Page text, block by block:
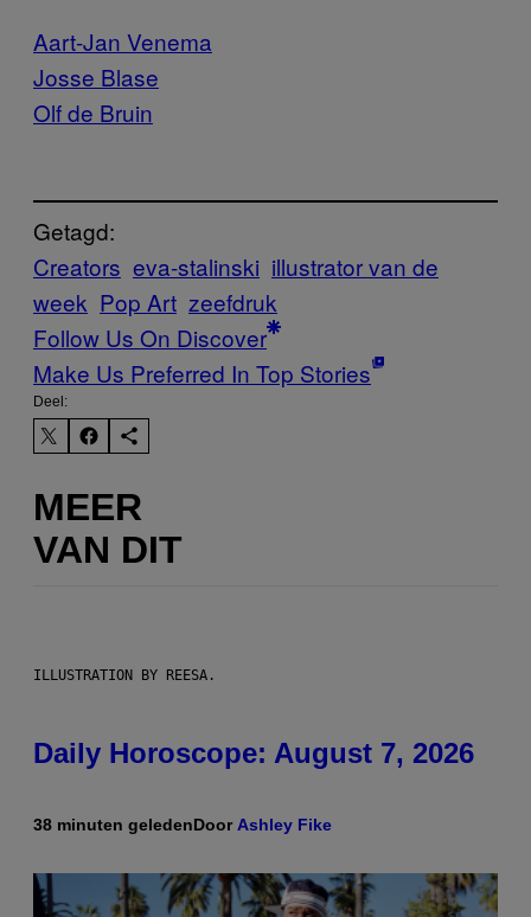
Aart-Jan Venema
Josse Blase
Olf de Bruin
Getagd:
Creators eva-stalinski illustrator van de
week Pop Art zeefdruk
Follow Us On Discover
Make Us Preferred In Top Stories
Deel:
MEER
VAN DIT
ILLUSTRATION BY REESA.
Daily Horoscope: August 7, 2026
38 minuten geledenDoorAshley Fike